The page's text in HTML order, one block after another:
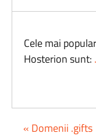
Cele mai
Hosterion sunt:
« Domenii .gifts